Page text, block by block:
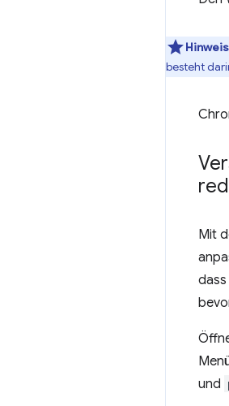
Hinweis
besteht
Mit
und